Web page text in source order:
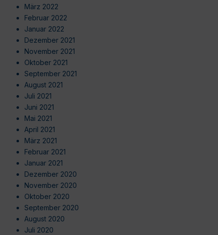
März 2022
Februar 2022
Januar 2022
Dezember 2021
November 2021
Oktober 2021
September 2021
August 2021
Juli 2021
Juni 2021
Mai 2021
April 2021
März 2021
Februar 2021
Januar 2021
Dezember 2020
November 2020
Oktober 2020
September 2020
August 2020
Juli 2020